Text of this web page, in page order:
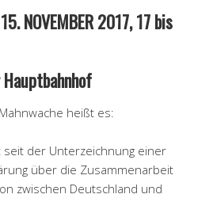
NOVEMBER 2017, 17 bis
heißt es:
der Unterzeichnung einer
über die Zusammenarbeit
zwischen Deutschland und